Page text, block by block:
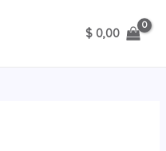
$ 0,00